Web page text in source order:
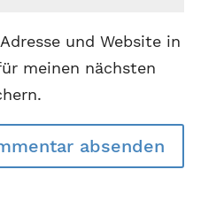
und Website in
meinen nächsten